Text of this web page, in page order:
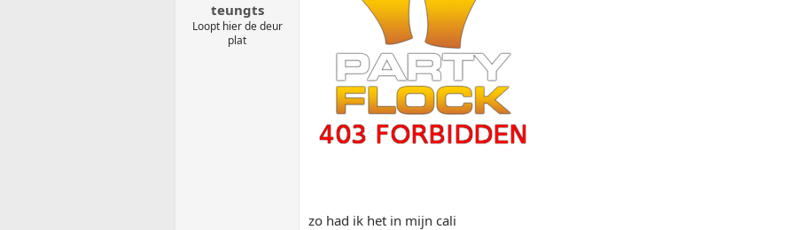
teungts
Loopt hier de deur
plat
zo had ik het in mijn cali